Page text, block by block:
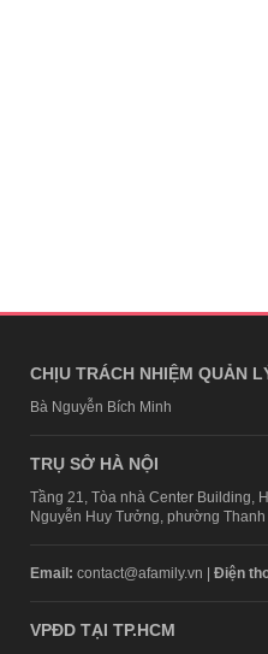
CHỊU TRÁCH NHIỆM QUẢN
Bà Nguyễn Bích Minh
TRỤ SỞ HÀ NỘI
Tầng 21, Tòa nhà Center Building,
Nguyễn Huy Tưởng, phường
Email: contact@afamily.vn | Điện
VPĐD TẠI TP.HCM